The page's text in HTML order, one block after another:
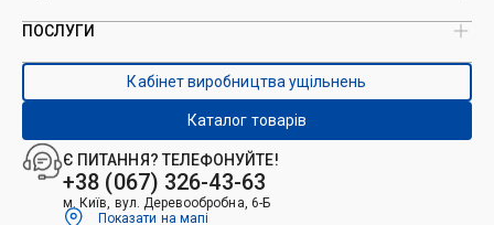
Є ПИТАННЯ? ТЕЛЕФОНУЙТЕ!
+38 (067) 326-43-63
м. Київ, вул. Деревообробна, 6-Б
Показати на мапі
Про нас
Каталоги
Контакти
ПОСЛУГИ
Виробництво ущільнень
Виробництво гідроциліндрів
Ремонт гідроциліндрів
Ремонт і виготовлення РВТ
Ремонт техніки
Гідрофікація авто
Кабінет виробництва ущільнень
Каталог товарів